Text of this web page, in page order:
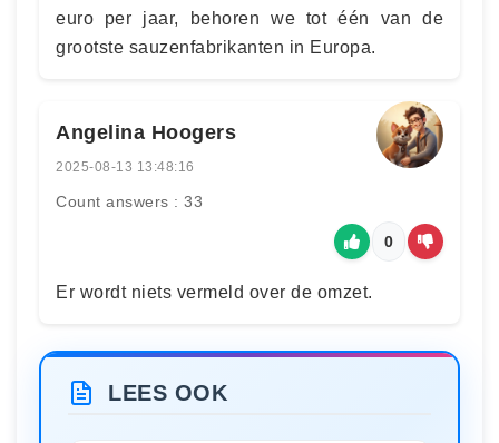
euro per jaar, behoren we tot één van de
grootste sauzenfabrikanten in Europa.
Angelina Hoogers
2025-08-13 13:48:16
Count answers : 33
0
Er wordt niets vermeld over de omzet.
LEES OOK